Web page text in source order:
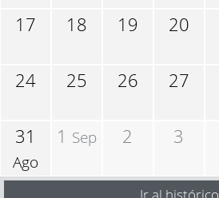
17 18 19 20
24 25 26 27
31
Ago
1 Sep 2 3